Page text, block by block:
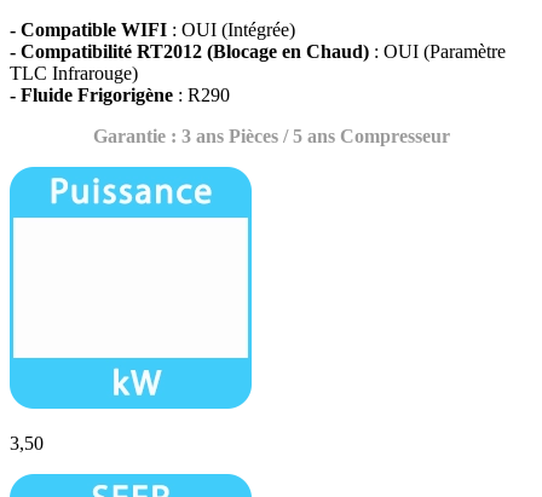
- Compatible WIFI : OUI (Intégrée)
- Compatibilité RT2012 (Blocage en Chaud) : OUI (Paramètre
TLC Infrarouge)
- Fluide Frigorigène : R290
Garantie : 3 ans Pièces / 5 ans Compresseur
3,50